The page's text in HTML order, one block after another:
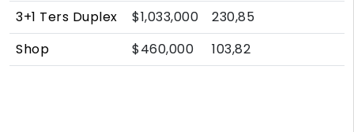
3+1 Ters Duplex
$1,033,000
230,85
Shop
$460,000 103,82